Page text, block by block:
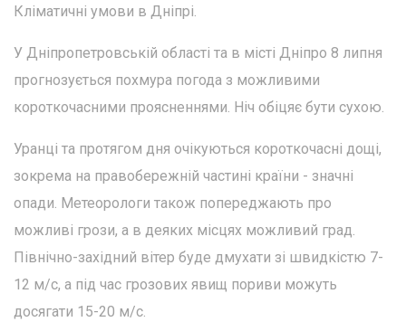
Кліматичні умови в Дніпрі.
У Дніпропетровській області та в місті Дніпро 8 липня
прогнозується похмура погода з можливими
короткочасними проясненнями. Ніч обіцяє бути сухою.
Уранці та протягом дня очікуються короткочасні дощі,
зокрема на правобережній частині країни - значні
опади. Метеорологи також попереджають про
можливі грози, а в деяких місцях можливий град.
Північно-західний вітер буде дмухати зі швидкістю 7-
12 м/с, а під час грозових явищ пориви можуть
досягати 15-20 м/с.